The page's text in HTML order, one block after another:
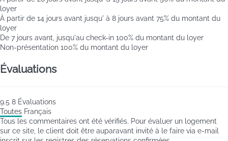
loyer
À partir de 14 jours avant jusqu' à 8 jours avant 75% du montant du
loyer
De 7 jours avant, jusqu'au check-in 100% du montant du loyer
Non-présentation 100% du montant du loyer
Évaluations
9.5 8 Évaluations
Toutes Français
Tous les commentaires ont été vérifiés. Pour évaluer un logement
sur ce site, le client doit être auparavant invité à le faire via e-mail